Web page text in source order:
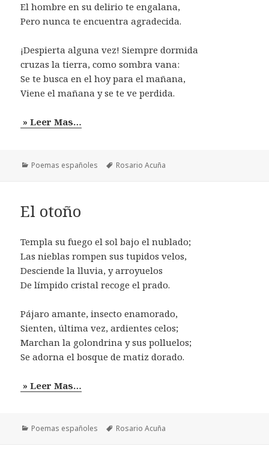
El hombre en su delirio te engalana,
Pero nunca te encuentra agradecida.
¡Despierta alguna vez! Siempre dormida
cruzas la tierra, como sombra vana:
Se te busca en el hoy para el mañana,
Viene el mañana y se te ve perdida.
» Leer Mas…
Categorías
Poemas españoles Etiquetas
Rosario Acuña
El otoño
Templa su fuego el sol bajo el nublado;
Las nieblas rompen sus tupidos velos,
Desciende la lluvia, y arroyuelos
De límpido cristal recoge el prado.
Pájaro amante, insecto enamorado,
Sienten, última vez, ardientes celos;
Marchan la golondrina y sus polluelos;
Se adorna el bosque de matiz dorado.
» Leer Mas…
Categorías
Poemas españoles Etiquetas
Rosario Acuña